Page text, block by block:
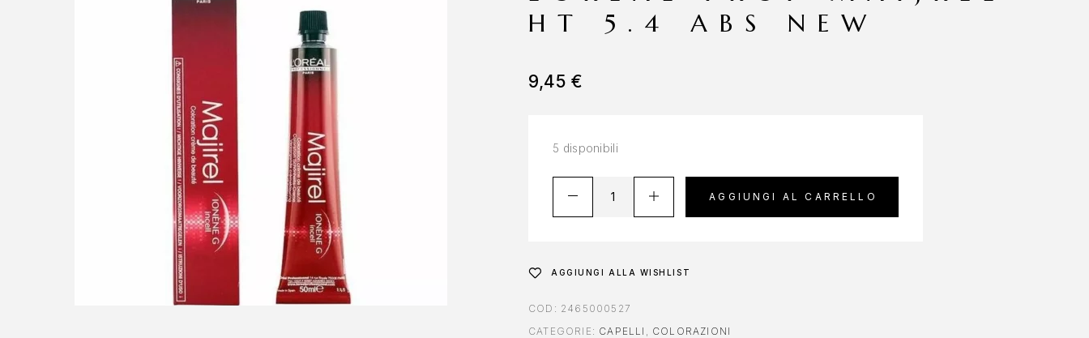
HT 5.4 ABS NEW
9,45€
5 disponibili
AGGIUNGI AL CARRELLO
AGGIUNGI ALLA WISHLIST
COD: 2465000527
CATEGORIE: CAPELLI , COLORAZIONI